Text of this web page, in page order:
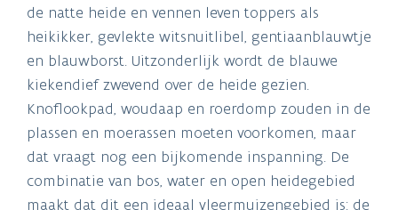
de natte heide en vennen leven toppers als
heikikker, gevlekte witsnuitlibel, gentiaanblauwtje
en blauwborst. Uitzonderlijk wordt de blauwe
kiekendief zwevend over de heide gezien.
Knoflookpad, woudaap en roerdomp zouden in de
plassen en moerassen moeten voorkomen, maar
dat vraagt nog een bijkomende inspanning. De
combinatie van bos, water en open heidegebied
maakt dat dit een ideaal vleermuizengebied is: de